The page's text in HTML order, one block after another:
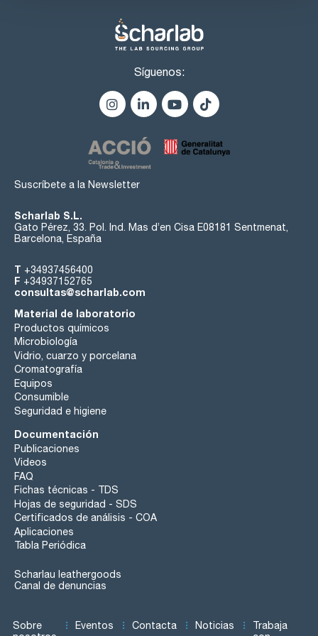
Síguenos:
Suscríbete a la Newsletter
Scharlab S.L.
Gato Pérez, 33. Pol. Ind. Mas d’en Cisa E08181 Sentmenat,
Barcelona, España
T +34937456400
F +34937152765
consultas@scharlab.com
Material de laboratorio
Productos químicos
Microbiología
Vidrio, cuarzo y porcelana
Cromatografía
Equipos
Consumible
Seguridad e higiene
Documentación
Publicaciones
Videos
FAQ
Fichas técnicas - TDS
Hojas de seguridad - SDS
Certificados de análisis - COA
Aplicaciones
Tabla Periódica
Scharlau leathergoods
Canal de denuncias
Sobre
Eventos Contacta Noticias
Trabaja